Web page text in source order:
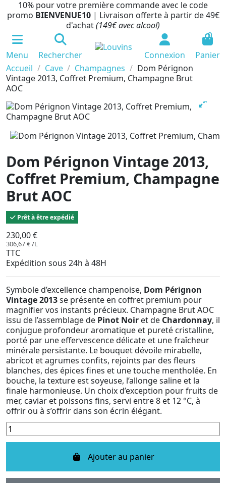
10% pour votre première commande avec le code
promo BIENVENUE10 | Livraison offerte à partir de 49€
d'achat(149€ avec alcool)
Menu Rechercher Connexion
0
Panier
Accueil
Cave Champagnes
Dom Pérignon
Vintage 2013, Coffret Premium, Champagne Brut
AOC
Dom Pérignon Vintage 2013,
Coffret Premium, Champagne
Brut AOC
Prêt à être expédié
230,00 €
306,67 € /L
TTC
Expédition sous 24h à 48H
Symbole d’excellence champenoise, Dom Pérignon
Vintage 2013se présente en coffret premium pour
magnifier vos instants précieux. Champagne Brut AOC
issu de l’assemblage de Pinot Noir et de Chardonnay, il
conjugue profondeur aromatique et pureté cristalline,
porté par une effervescence délicate et une fraîcheur
minérale persistante. Le bouquet dévoile mirabelle,
abricot et agrumes confits, rejoints par des fleurs
blanches, des épices fines et une touche mentholée. En
bouche, la texture est soyeuse, l’allonge saline et la
finale harmonieuse. Un choix d’exception pour fruits de
mer, caviar et poissons fins, servi entre 8 et 12 °C, à
offrir ou à s’offrir dans son écrin élégant.
Ajouter au panier